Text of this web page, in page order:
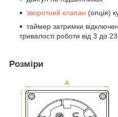
зворотний клапан (опція)
таймер затримки
тривалості роботи від 3 до
Розміри